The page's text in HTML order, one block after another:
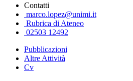
Contatti
marco.lopez@unimi.it
Rubrica di Ateneo
02503 12492
Pubblicazioni
Altre Attività
Cv